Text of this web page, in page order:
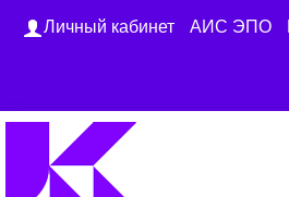
Личный кабинет АИС ЭПО